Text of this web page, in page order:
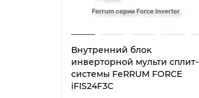
Внутренний блок
инверторной мульти сплит-
системы FeRRUM FORCE
iFIS24F3С